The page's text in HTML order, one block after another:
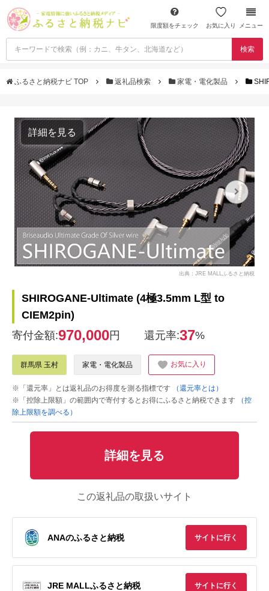
限度額をチェック お気に入り メニュー
検索
ふるさと納税ナビ TOP 返礼品検索 家電・電化製品
詳細を見る
出典：JRE MALLふるさと納税
SHIROGANE-Ultimate (4極3.5mm L型 to
CIEM2pin)
寄付金額:970,000円 還元率:37%
群馬県 玉村 家電・電化製品 お気に入り
※「還元率」とは返礼品のお得度を測る指標です
（還元率とは）
※「控除上限額」の範囲内で寄付するとお得にふるさと納税できます
（控
除上限額を調べる）
詳細を見る
この返礼品の取扱いサイト
ANAのふるさと納税 サイトに行く
JRE MALLふるさと納税 サイトに行く